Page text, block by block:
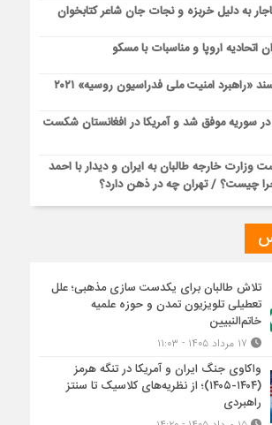
به دلیل خربزه و نجات جان شاعر کتابخوان
اتحادیه اروپا و مناسبات با مسکو
«راهبرد امنیت ملی فدراسیون روسیه» ۲۰۲۱
سوریه موفق شد و آمریکا در افغانستان شکست
وزارت خارجه طالبان به ایران و دیدار با احمد
چیست؟ / تهران چه در ذهن دارد؟
تلاش طالبان برای یکدست سازی مذهبی؛ علل
تعطیلی تلویزیون تمدن و حوزه علمیه
خاتم‌النبیین
واکاوی جنگ ایران و آمریکا در تنگه هرمز
(۱۴۰۴-۱۴۰۵)؛ از نظریه‌های کلاسیک تا سنتز
راهبردی